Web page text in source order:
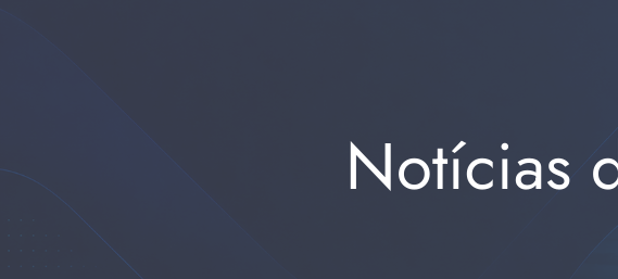
Notícias